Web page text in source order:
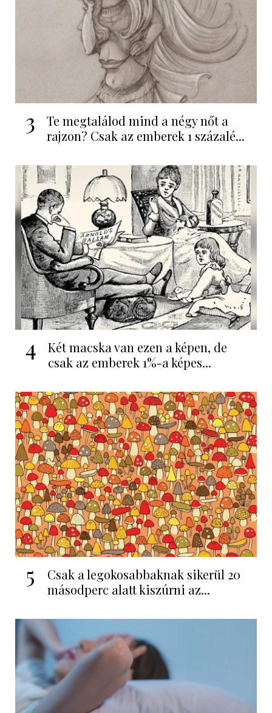
3
Te megtalálod mind a négy nőt a
rajzon? Csak az emberek 1 százalé...
4
Két macska van ezen a képen, de
csak az emberek 1%-a képes...
5
Csak a legokosabbaknak sikerül 20
másodperc alatt kiszúrni az...